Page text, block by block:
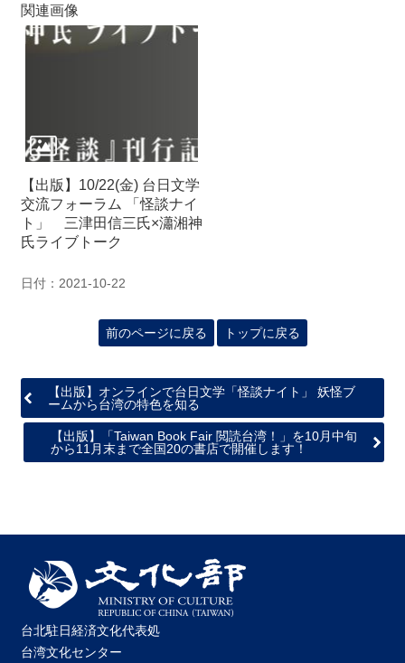
関連画像
【出版】10/22(金) 台日文学
交流フォーラム 「怪談ナイ
ト」 三津田信三氏×瀟湘神
氏ライブトーク
日付：2021-10-22
前のページに戻る トップに戻る
【出版】オンラインで台日文学「怪談ナイト」 妖怪ブ
ームから台湾の特色を知る
【出版】「Taiwan Book Fair 閲読台湾！」を10月中旬
から11月末まで全国20の書店で開催します！
台北駐日経済文化代表処
台湾文化センター